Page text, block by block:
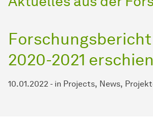
Forschungsbericht
2020-2021
10.01.2022 - in Projects News